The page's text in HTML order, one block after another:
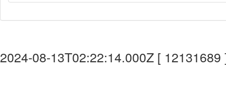
2024-08-13T02:22:14.000Z [ 12131689